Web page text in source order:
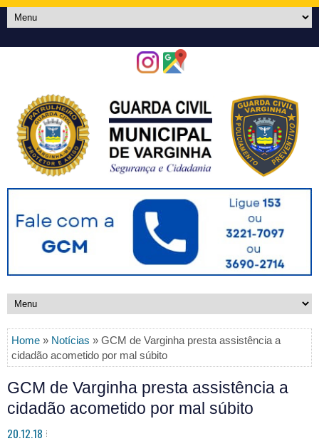
Home » Notícias » GCM de Varginha presta assistência a
cidadão acometido por mal súbito
GCM de Varginha presta assistência a
cidadão acometido por mal súbito
20.12.18